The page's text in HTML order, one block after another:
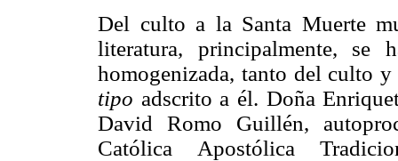
Del culto a la Santa Muerte
literatura, principalmente, se
homogenizada, tanto del culto
tipo adscrito a él. Doña
David Romo Guillén,
Católica Apostólica